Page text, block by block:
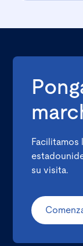
su visita.